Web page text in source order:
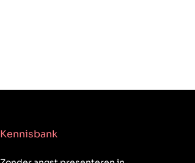
Kennisbank